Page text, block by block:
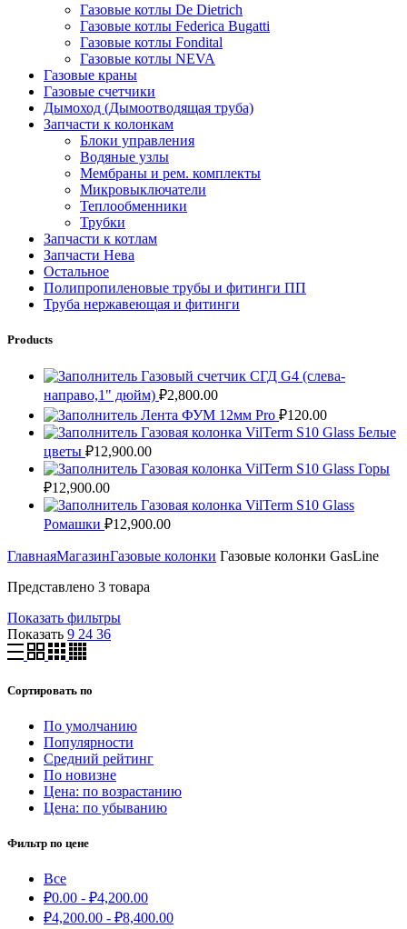
Газовые котлы De Dietrich
Газовые котлы Federica Bugatti
Газовые котлы Fondital
Газовые котлы NEVA
Газовые краны
Газовые счетчики
Дымоход (Дымоотводящая труба)
Запчасти к колонкам
Блоки управления
Водяные узлы
Мембраны и рем. комплекты
Микровыключатели
Теплообменники
Трубки
Запчасти к котлам
Запчасти Нева
Остальное
Полипропиленовые трубы и фитинги ПП
Труба нержавеющая и фитинги
Products
Газовый счетчик СГД G4 (слева-
направо,1" дюйм) ₽2,800.00
Лента ФУМ 12мм Pro ₽120.00
Газовая колонка VilTerm S10 Glass Белые
цветы ₽12,900.00
Газовая колонка VilTerm S10 Glass Горы
₽12,900.00
Газовая колонка VilTerm S10 Glass
Ромашки ₽12,900.00
ГлавнаяМагазинГазовые колонки Газовые колонки GasLine
Представлено 3 товара
Показать фильтры
Показать 9 24 36
Сортировать по
По умолчанию
Популярности
Средний рейтинг
По новизне
Цена: по возрастанию
Цена: по убыванию
Фильтр по цене
Все
₽0.00 - ₽4,200.00
₽4,200.00 - ₽8,400.00